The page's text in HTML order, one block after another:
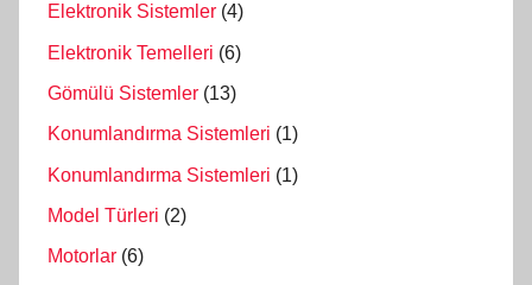
Elektronik Sistemler (4)
Elektronik Temelleri (6)
Gömülü Sistemler (13)
Konumlandırma Sistemleri (1)
Konumlandırma Sistemleri (1)
Model Türleri (2)
Motorlar (6)